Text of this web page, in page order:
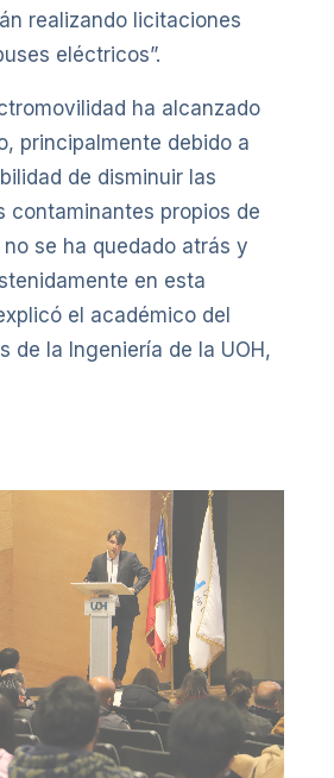
realizando licitaciones
eléctricos”.
ha alcanzado
principalmente debido a
de disminuir las
contaminantes propios de
se ha quedado atrás y
en esta
el académico del
de la Ingeniería de la UOH,